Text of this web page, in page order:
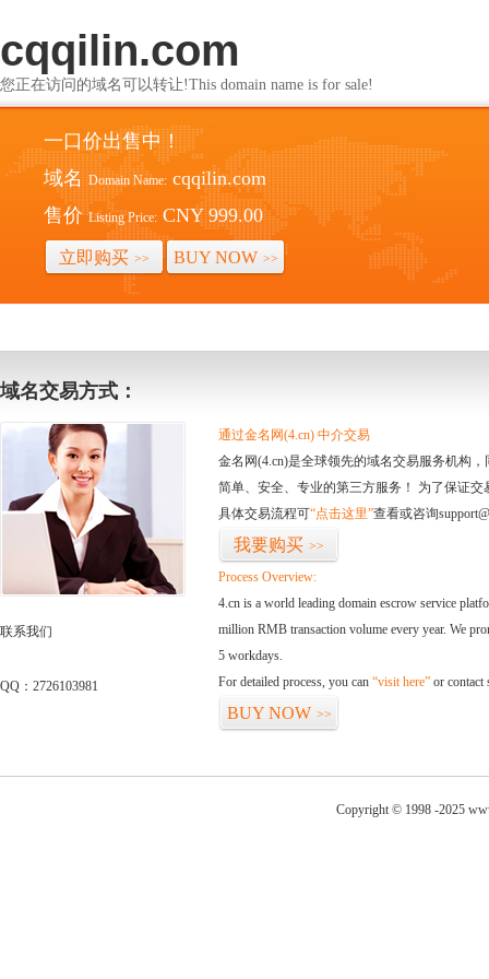
cqqilin.com
您正在访问的域名可以转让!This domain name is for sale!
一口价出售中！
域名 Domain Name: cqqilin.com
售价 Listing Price: CNY 999.00
立即购买 >> BUY NOW >>
域名交易方式：
联系我们
QQ：2726103981
通过金名网(4.cn) 中介交易
金名网(4.cn)是全球领先的域名交易服务机构
简单、安全、专业的第三方服务！ 为了保证
具体交易流程可“点击这里”查看或咨询
我要购买 >>
Process Overview:
4.cn is a world leading domain escrow service
million RMB transaction volume every year. We
5 workdays.
For detailed process, you can “visit here” or contact
BUY NOW >>
Copyright © 1998 -2025